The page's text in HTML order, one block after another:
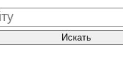
Искать